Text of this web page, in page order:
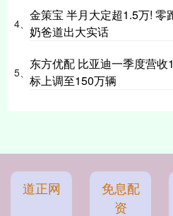
4、
金策宝 半月大定超1.5万!
奶爸道出大实话
5、
东方优配 比亚迪一季度营
标上调至150万辆
道正网
免息配
资